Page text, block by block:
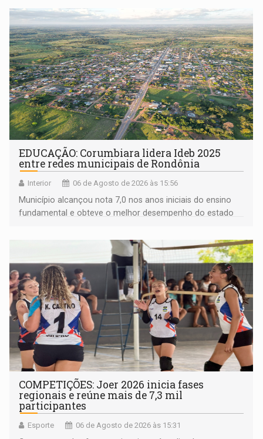
EDUCAÇÃO: Corumbiara lidera Ideb 2025
entre redes municipais de Rondônia
Interior 06 de Agosto de 2026 às 15:56
Município alcançou nota 7,0 nos anos iniciais do ensino
fundamental e obteve o melhor desempenho do estado
COMPETIÇÕES: Joer 2026 inicia fases
regionais e reúne mais de 7,3 mil
participantes
Esporte 06 de Agosto de 2026 às 15:31